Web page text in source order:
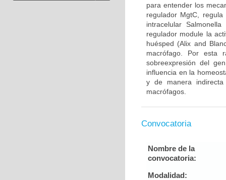
para entender los
regulador MgtC,
intracelular
regulador module la
huésped (Alix and
macrófago. Por esta
sobreexpresión del
influencia en la
y de manera
macrófagos.
Convocatoria
Nombre de la
convocatoria:
Modalidad: